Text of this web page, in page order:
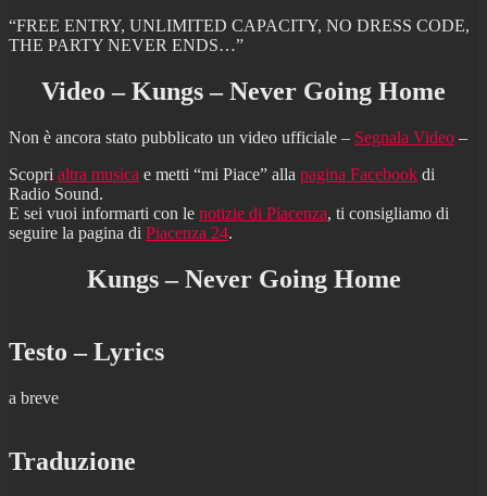
“FREE ENTRY, UNLIMITED CAPACITY, NO DRESS CODE,
THE PARTY NEVER ENDS…”
Video – Kungs – Never Going Home
Non è ancora stato pubblicato un video ufficiale – Segnala Video –
Scopri altra musica e metti “mi Piace” alla pagina Facebook di
Radio Sound.
E sei vuoi informarti con le notizie di Piacenza, ti consigliamo di
seguire la pagina di Piacenza 24.
Kungs – Never Going Home
Testo – Lyrics
a breve
Traduzione